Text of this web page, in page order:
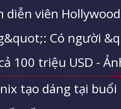
tạo dáng tại